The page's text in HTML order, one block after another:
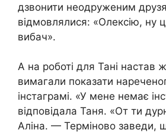
дзвонити неодруженим
відмовлялися: «Олексію, ну
вибач».
А на роботі для Тані настав
вимагали показати
інстаграмі. «У мене немає
відповідала Таня. «От ти
Аліна. — Терміново заведи,